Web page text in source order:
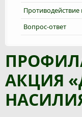
Вопрос-ответ
АКЦИЯ